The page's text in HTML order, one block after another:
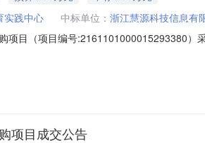
实践中心 中标单位： 浙江慧源科技信息有
项目（项目编号:2161101000015293380
区划名称:浙江省湖州市长兴县报价起止时
项目成交公告